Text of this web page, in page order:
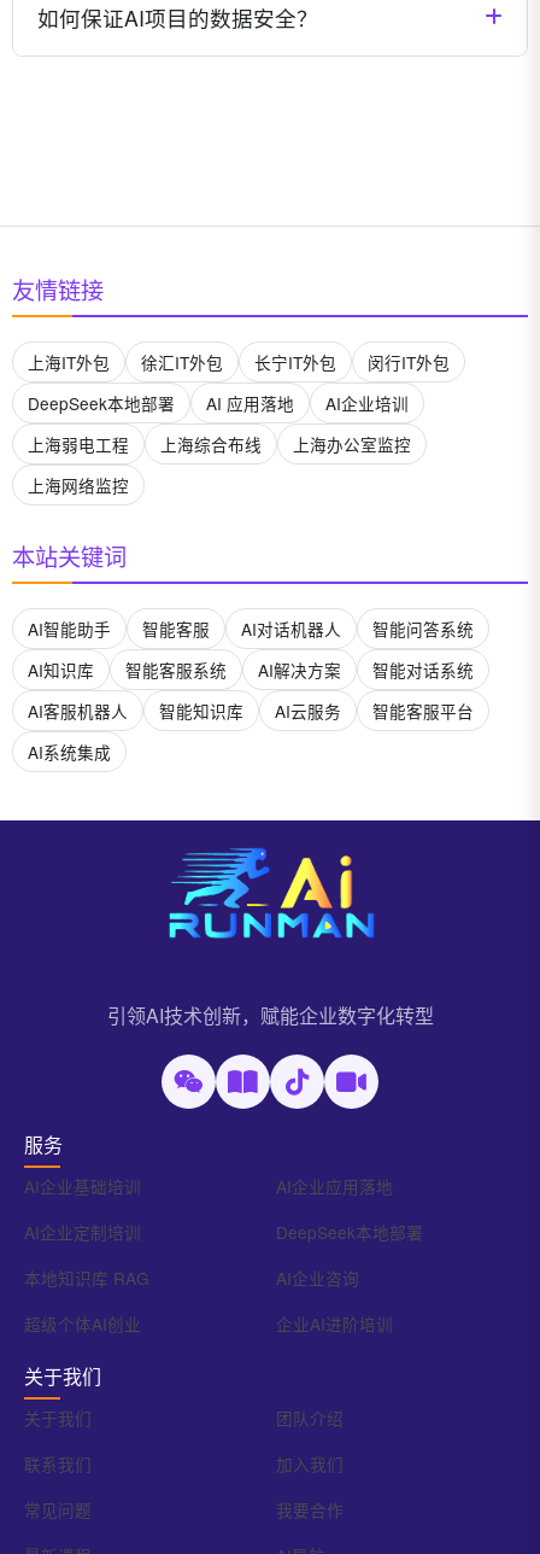
策类项目可能在6-12个月内产生明显回报，而创新型应
用可能需要1-2年时间实现价值最大化。我们会帮助您
如何保证AI项目的数据安全？
友情链接
上海IT外包 徐汇IT外包 长宁IT外包
闵行IT外包
DeepSeek本地部署
AI 应用落地
AI企业培训
上海弱电工程
上海综合布线
上海办公室监控
上海网络监控
本站关键词
AI智能助手 智能客服 AI对话机器人
智能问答系统
AI知识库
智能客服系统 AI解决方案
智能对话系统
AI客服机器人
智能知识库 AI云服务
智能客服平台
AI系统集成
引领AI技术创新，赋能企业数字化转型
服务
AI企业基础培训
AI企业应用落地
AI企业定制培训
DeepSeek本地部署
本地知识库 RAG
AI企业咨询
超级个体AI创业
企业AI进阶培训
关于我们
关于我们
团队介绍
联系我们
加入我们
常见问题
我要合作